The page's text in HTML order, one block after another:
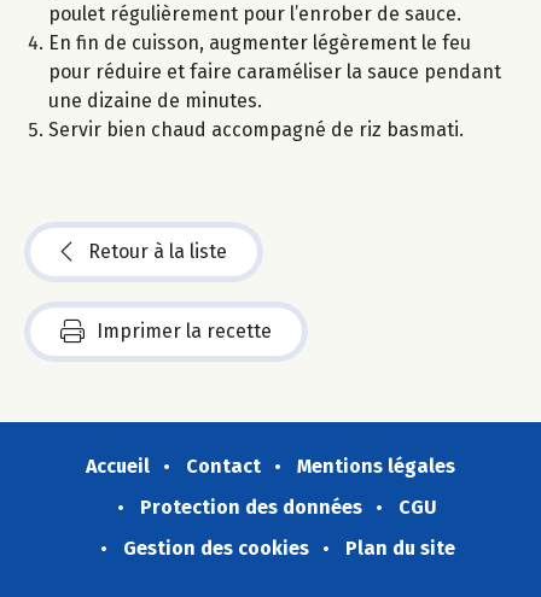
poulet régulièrement pour l’enrober de sauce.
En fin de cuisson, augmenter légèrement le feu
pour réduire et faire caraméliser la sauce pendant
une dizaine de minutes.
Servir bien chaud accompagné de riz basmati.
Retour à la liste
Imprimer la recette
Accueil Contact
Mentions légales
Protection des données
CGU
Gestion des cookies
Plan du site